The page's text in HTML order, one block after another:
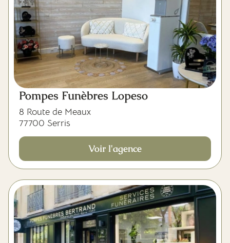
Pompes Funèbres Lopeso
8 Route de Meaux
77700 Serris
Voir l'agence